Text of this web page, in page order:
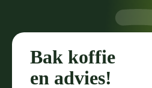
Bak koffie
en advies!